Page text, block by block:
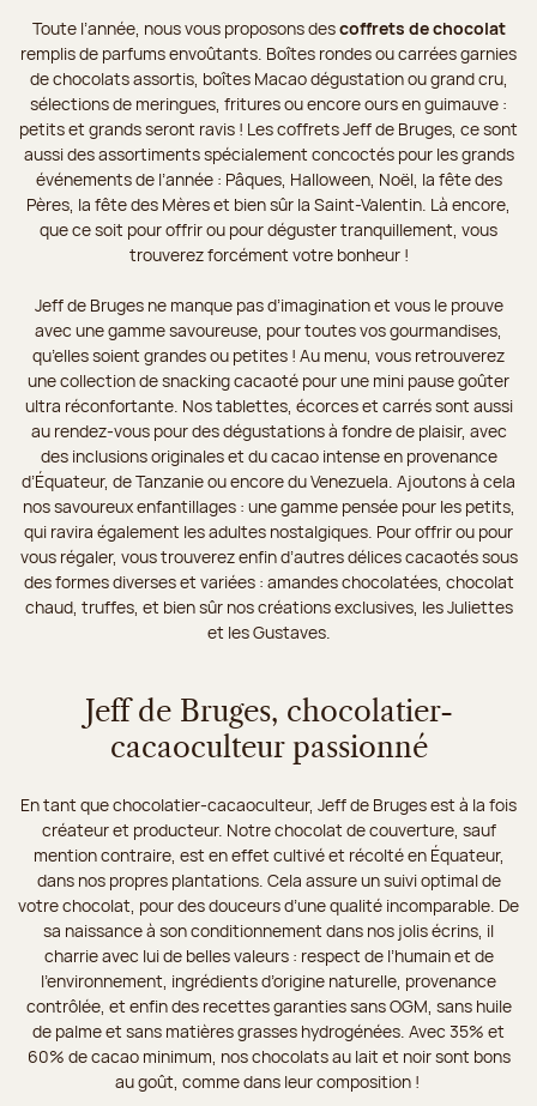
Toute l’année, nous vous proposons descoffrets de chocolat
remplis de parfums envoûtants. Boîtes rondes ou carrées garnies
de chocolats assortis, boîtes Macao dégustation ou grand cru,
sélections de meringues, fritures ou encore ours en guimauve :
petits et grands seront ravis ! Les coffrets Jeff de Bruges, ce sont
aussi des assortiments spécialement concoctés pour les grands
événements de l’année : Pâques, Halloween, Noël, la fête des
Pères, la fête des Mères et bien sûr la Saint-Valentin. Là encore,
que ce soit pour offrir ou pour déguster tranquillement, vous
trouverez forcément votre bonheur !
Jeff de Bruges ne manque pas d’imagination et vous le prouve
avec une gamme savoureuse, pour toutes vos gourmandises,
qu’elles soient grandes ou petites ! Au menu, vous retrouverez
une collection de snacking cacaoté pour une mini pause goûter
ultra réconfortante. Nos tablettes, écorces et carrés sont aussi
au rendez-vous pour des dégustations à fondre de plaisir, avec
des inclusions originales et du cacao intense en provenance
d’Équateur, de Tanzanie ou encore du Venezuela. Ajoutons à cela
nos savoureux enfantillages : une gamme pensée pour les petits,
qui ravira également les adultes nostalgiques. Pour offrir ou pour
vous régaler, vous trouverez enfin d’autres délices cacaotés sous
des formes diverses et variées : amandes chocolatées, chocolat
chaud, truffes, et bien sûr nos créations exclusives, les Juliettes
et les Gustaves.
Jeff de Bruges, chocolatier-
cacaoculteur passionné
En tant que chocolatier-cacaoculteur, Jeff de Bruges est à la fois
créateur et producteur. Notre chocolat de couverture, sauf
mention contraire, est en effet cultivé et récolté en Équateur,
dans nos propres plantations. Cela assure un suivi optimal de
votre chocolat, pour des douceurs d’une qualité incomparable. De
sa naissance à son conditionnement dans nos jolis écrins, il
charrie avec lui de belles valeurs : respect de l’humain et de
l’environnement, ingrédients d’origine naturelle, provenance
contrôlée, et enfin des recettes garanties sans OGM, sans huile
de palme et sans matières grasses hydrogénées. Avec 35% et
60% de cacao minimum, nos chocolats au lait et noir sont bons
au goût, comme dans leur composition !